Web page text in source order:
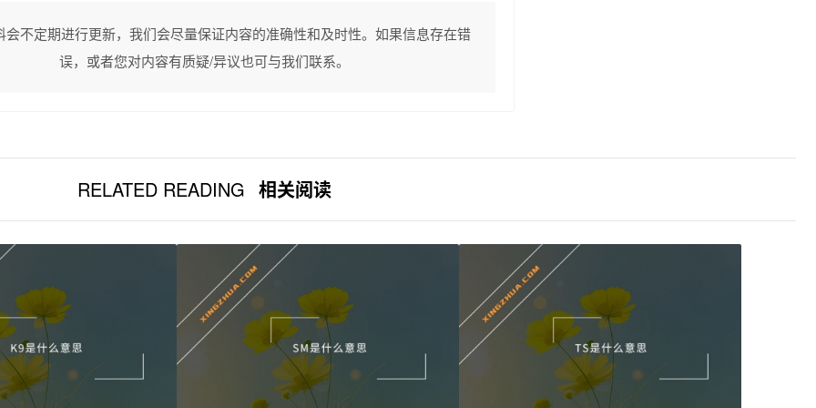
会不定期进行更新，我们会尽量保证内容的准确性和及时性。如果信息存在错
误，或者您对内容有质疑/异议也可与我们联系。
RELATED READING 相关阅读